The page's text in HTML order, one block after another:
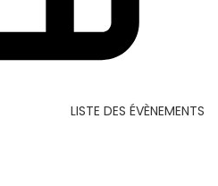
LISTE DES ÉVÈNEMENTS